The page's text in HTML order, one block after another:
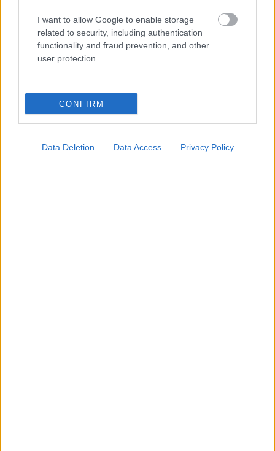
I want to allow Google to enable storage
related to security, including authentication
functionality and fraud prevention, and other
user protection.
CONFIRM
Data Deletion Data Access Privacy Policy
ΜΠΕΙΤΕ ΣΤΗ ΣΥΖΗΤΗΣΗ